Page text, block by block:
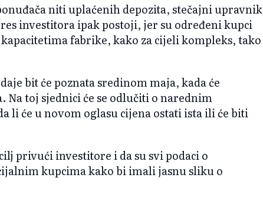
niti uplaćenih depozita, stečajni upravnik
investitora ipak postoji, jer su određeni kupci
fabrike, kako za cijeli kompleks, tako
bit će poznata sredinom maja, kada će
Na toj sjednici će se odlučiti o narednim
li će u novom oglasu cijena ostati ista ili će biti
privući investitore i da su svi podaci o
kupcima kako bi imali jasnu sliku o